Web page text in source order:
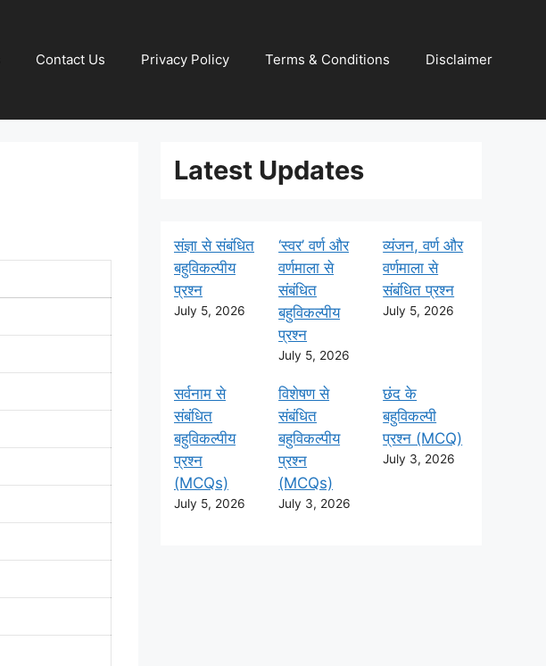
Contact Us Privacy Policy Terms & Conditions Disclaimer
Latest Updates
संज्ञा से संबंधित
बहुविकल्पीय
प्रश्न
July 5, 2026
‘स्वर’ वर्ण और
वर्णमाला से
संबंधित
बहुविकल्पीय
प्रश्न
July 5, 2026
व्यंजन, वर्ण और
वर्णमाला से
संबंधित प्रश्न
July 5, 2026
सर्वनाम से
संबंधित
बहुविकल्पीय
प्रश्न
(MCQs)
July 5, 2026
विशेषण से
संबंधित
बहुविकल्पीय
प्रश्न
(MCQs)
July 3, 2026
छंद के
बहुविकल्पी
प्रश्न (MCQ)
July 3, 2026